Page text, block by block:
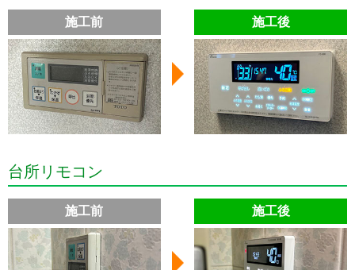
施工前 施工後
台所リモコン
施工前 施工後